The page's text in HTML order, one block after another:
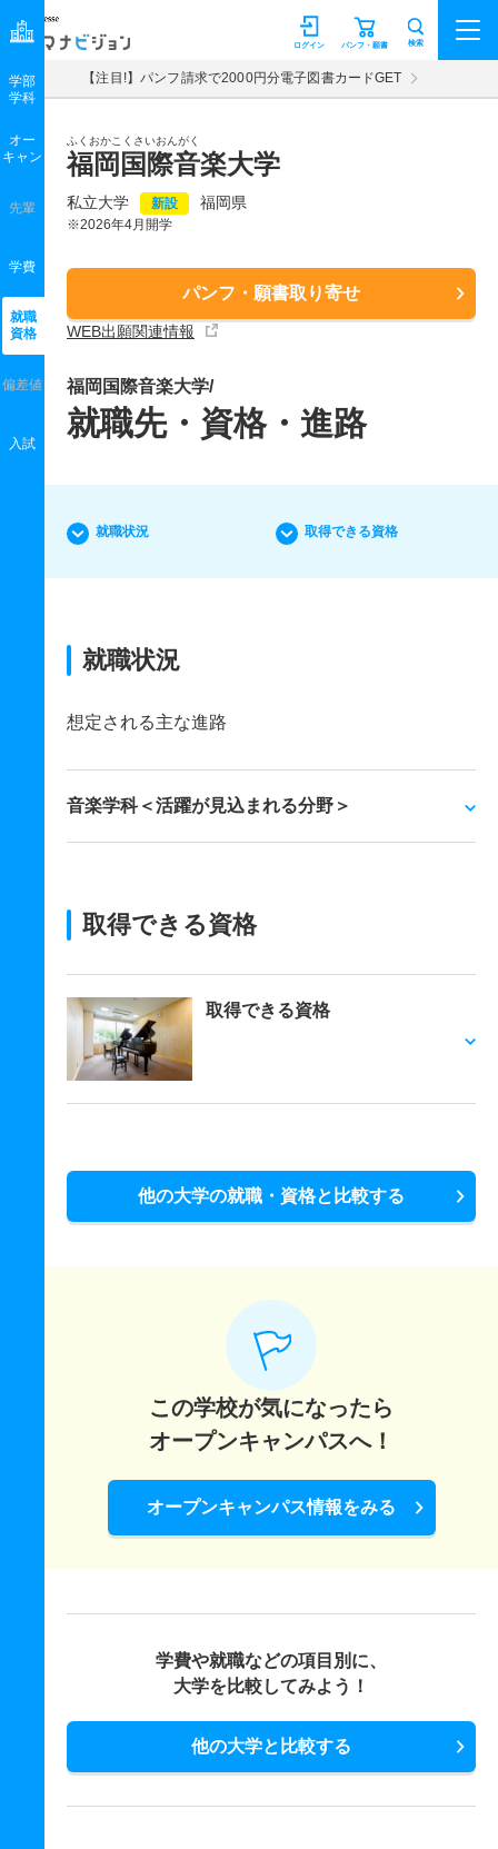
マナビジョン パンフ・願書
ログイン 検索
【注目!】パンフ請求で2000円分電子図書カードGET
ふくおかこくさいおんがく
福岡国際音楽大学
私立大学 新設 福岡県
※2026年4月開学
パンフ・願書取り寄せ
WEB出願関連情報
学部
学科
オー
キャン
先輩
学費
就職
資格
偏差値
入試
福岡国際音楽大学/
就職先・資格・進路
就職状況 取得できる資格
就職状況
想定される主な進路
音楽学科＜活躍が見込まれる分野＞
取得できる資格
取得できる資格
他の大学の就職・資格と比較する
この学校が気になったら
オープンキャンパスへ！
オープンキャンパス情報をみる
学費や就職などの項目別に、
大学を比較してみよう！
他の大学と比較する